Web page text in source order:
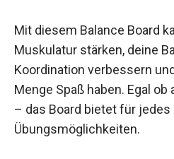
beim Fußball, Basketball und
Kampfsportarten.
Mit diesem Balance Board
Muskulatur stärken, deine
Koordination verbessern
Menge Spaß haben. Egal ob